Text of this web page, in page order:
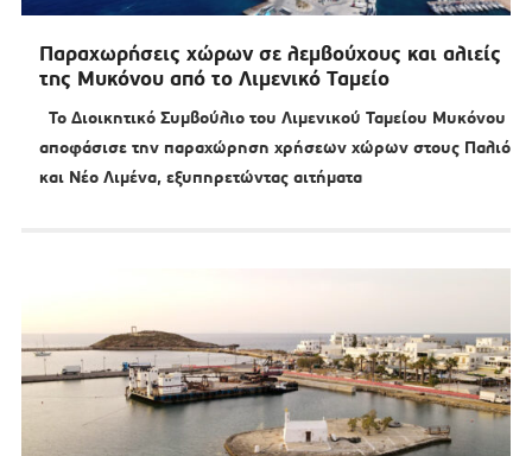
Παραχωρήσεις χώρων σε λεμβούχους και αλιείς
της Μυκόνου από το Λιμενικό Ταμείο
Το Διοικητικό Συμβούλιο του Λιμενικού Ταμείου Μυκόνου
αποφάσισε την παραχώρηση χρήσεων χώρων στους Παλιό
και Νέο Λιμένα, εξυπηρετώντας αιτήματα